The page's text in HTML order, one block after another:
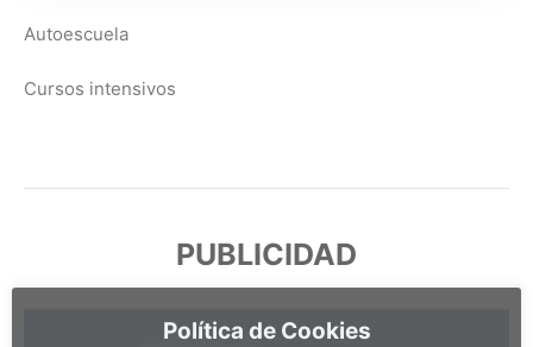
Autoescuela
Cursos intensivos
PUBLICIDAD
Política de Cookies